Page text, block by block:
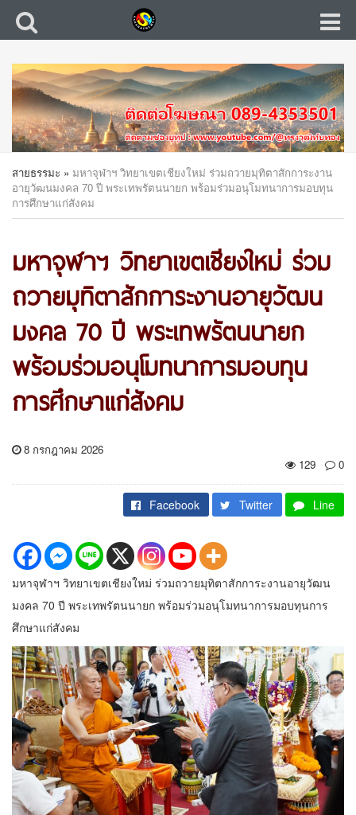
สายธรรมะ » มหาจุฬาฯ วิทยาเขตเชียงใหม่ ร่วมถวายมุทิตาสักการะงาน
อายุวัฒนมงคล 70 ปี พระเทพรัตนนายก พร้อมร่วมอนุโมทนาการมอบทุน
การศึกษาแก่สังคม
มหาจุฬาฯ วิทยาเขตเชียงใหม่ ร่วม
ถวายมุทิตาสักการะงานอายุวัฒน
มงคล 70 ปี พระเทพรัตนนายก
พร้อมร่วมอนุโมทนาการมอบทุน
การศึกษาแก่สังคม
8 กรกฎาคม 2026
129
0
Facebook Twitter Line
มหาจุฬาฯ วิทยาเขตเชียงใหม่ ร่วมถวายมุทิตาสักการะงานอายุวัฒน
มงคล 70 ปี พระเทพรัตนนายก พร้อมร่วมอนุโมทนาการมอบทุนการ
ศึกษาแก่สังคม